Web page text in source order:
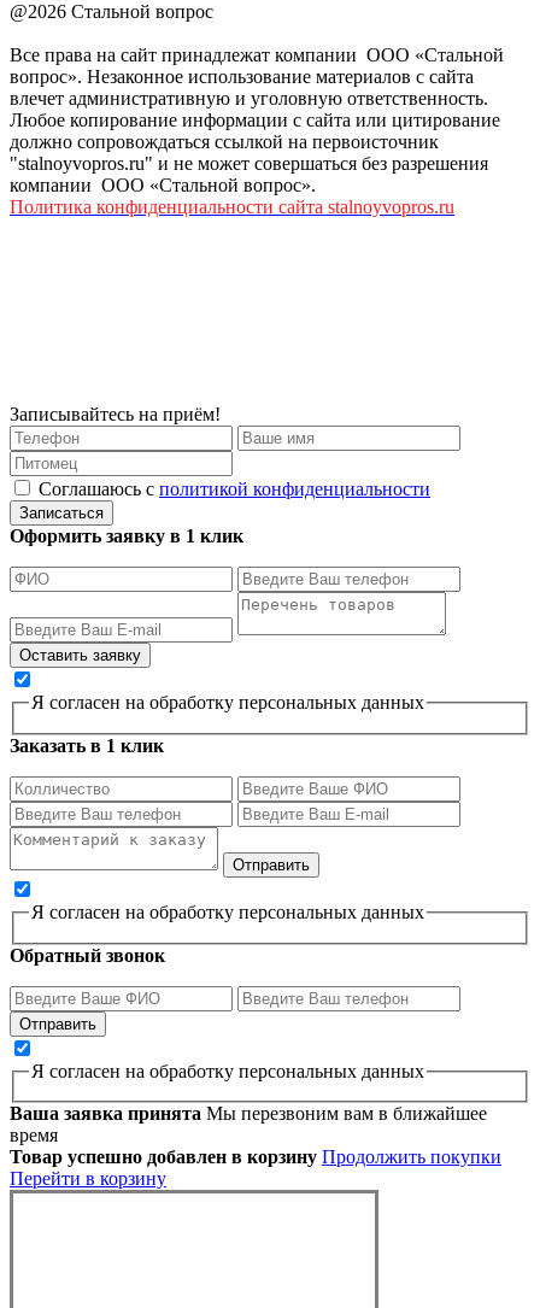
@2026 Стальной вопрос
Все права на сайт принадлежат компании ООО «Стальной
вопрос». Незаконное использование материалов с сайта
влечет административную и уголовную ответственность.
Любое копирование информации с сайта или цитирование
должно сопровождаться ссылкой на первоисточник
"stalnoyvopros.ru" и не может совершаться без разрешения
компании ООО «Стальной вопрос».
Политика конфиденциальности сайта stalnoyvopros.ru
Записывайтесь на приём!
Соглашаюсь с политикой конфиденциальности
Записаться
Оформить заявку в 1 клик
Я согласен на обработку персональных данных
Заказать в 1 клик
Я согласен на обработку персональных данных
Обратный звонок
Я согласен на обработку персональных данных
Ваша заявка принята Мы перезвоним вам в ближайшее
время
Товар успешно добавлен в корзину Продолжить покупки
Перейти в корзину